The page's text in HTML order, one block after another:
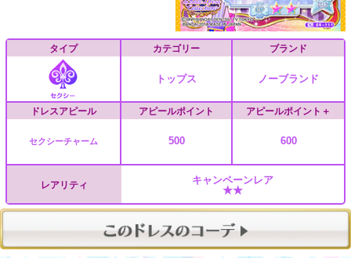
タイプ カテゴリー
トップス
ブランド
ノーブランド
ドレスアピール
セクシーチャーム
アピールポイント
500
アピールポイント＋
600
レアリティ
キャンペーンレア
★★